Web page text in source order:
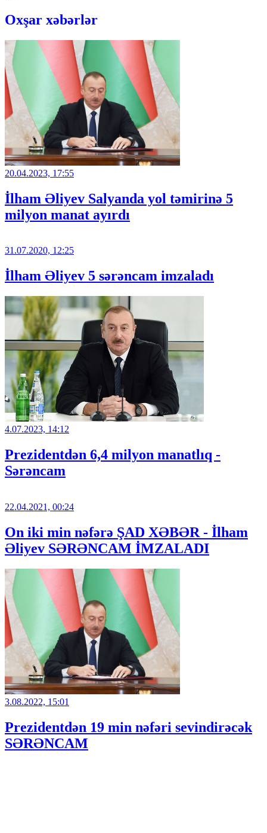
Oxşar xəbərlər
20.04.2023, 17:55
İlham Əliyev Salyanda yol təmirinə 5
milyon manat ayırdı
31.07.2020, 12:25
İlham Əliyev 5 sərəncam imzaladı
4.07.2023, 14:12
Prezidentdən 6,4 milyon manatlıq -
Sərəncam
22.04.2021, 00:24
On iki min nəfərə ŞAD XƏBƏR - İlham
Əliyev SƏRƏNCAM İMZALADI
3.08.2022, 15:01
Prezidentdən 19 min nəfəri sevindirəcək
SƏRƏNCAM